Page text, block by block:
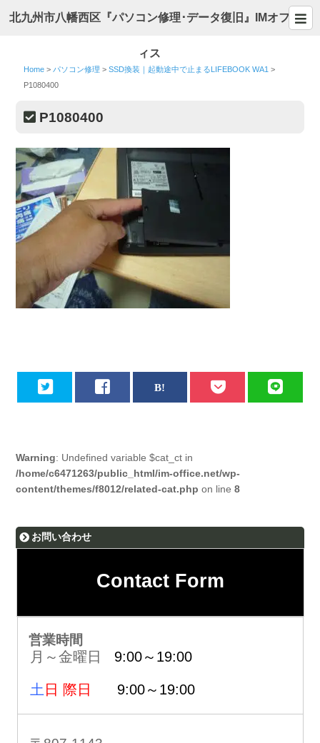
北九州市八幡西区『パソコン修理･データ復旧』IMオフ
ィス
Home > パソコン修理 >SSD換装｜起動途中で止まるLIFEBOOK WA1 >
P1080400
P1080400
Warning: Undefined variable $cat_ct in
/home/c6471263/public_html/im-office.net/wp-
content/themes/f8012/related-cat.php on line8
お問い合わせ
Contact Form
営業時間
月～金曜日 9:00～19:00
土 日 際日 9:00～19:00